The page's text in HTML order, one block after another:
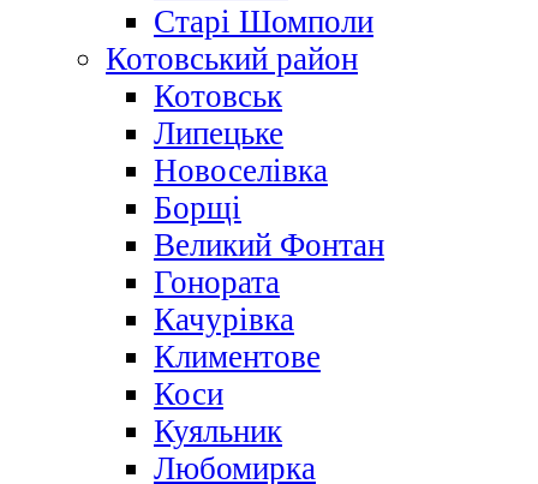
Старі Шомполи
Котовський район
Котовськ
Липецьке
Новоселівка
Борщі
Великий Фонтан
Гонората
Качурівка
Климентове
Коси
Куяльник
Любомирка